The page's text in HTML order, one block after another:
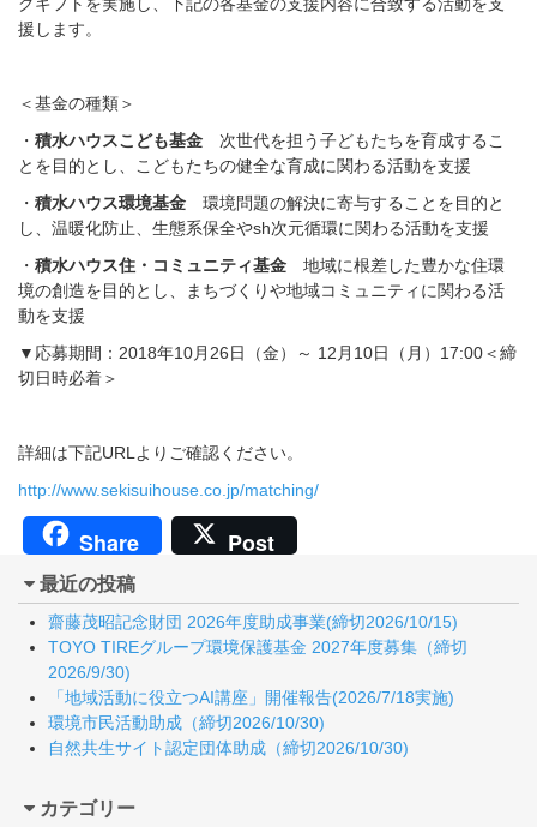
援します。
＜基金の種類＞
・ 積水ハウスこども基金 次世代を担う子どもたちを育成するこ
とを目的とし、こどもたちの健全な育成に関わる活動を支援
・ 積水ハウス環境基金 環境問題の解決に寄与することを目的と
し、温暖化防止、生態系保全やsh次元循環に関わる活動を支援
・ 積水ハウス住・コミュニティ基金 地域に根差した豊かな住環
境の創造を目的とし、まちづくりや地域コミュニティに関わる活
動を支援
▼応募期間：2018年10月26日（金）～ 12月10日（月）17:00＜締
切日時必着＞
詳細は下記URLよりご確認ください。
http://www.sekisuihouse.co.jp/matching/
Share Post
最近の投稿
齋藤茂昭記念財団 2026年度助成事業(締切2026/10/15)
TOYO TIREグループ環境保護基金 2027年度募集（締切
2026/9/30)
「地域活動に役立つAI講座」開催報告(2026/7/18実施)
環境市民活動助成（締切2026/10/30)
自然共生サイト認定団体助成（締切2026/10/30)
カテゴリー